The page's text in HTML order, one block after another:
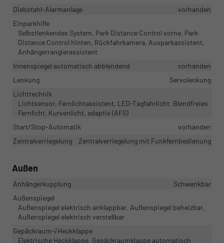
Diebstahl-Alarmanlage
vorhanden
Einparkhilfe
Selbstlenkendes System, Park Distance Control vorne, Park
Distance Control hinten, Rückfahrkamera, Ausparkassistent,
Anhängerrangierassistent
Innenspiegel automatisch abblendend
vorhanden
Lenkung
Servolenkung
Lichttechnik
Lichtsensor, Fernlichtassistent, LED-Tagfahrlicht, Blendfreies
Fernlicht, Kurvenlicht, adaptiv (AFS)
Start/Stop-Automatik
vorhanden
Zentralverriegelung
Zentralverriegelung mit Funkfernbedienung
Außen
Anhängerkupplung
Schwenkbar
Außenspiegel
Außenspiegel elektrisch anklappbar, Außenspiegel beheizbar,
Außenspiegel elektrisch verstellbar
Gepäckraum-/Heckklappe
Elektrische Heckklappe, Gepäckraumklappe automatisch